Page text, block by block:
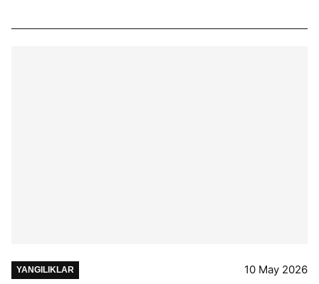
YANGILIKLAR 10 May 2026